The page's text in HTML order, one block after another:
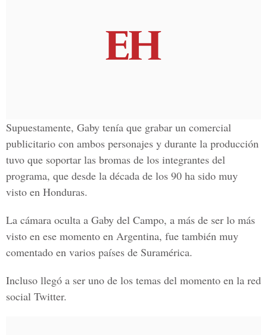
Supuestamente, Gaby tenía que grabar un comercial
publicitario con ambos personajes y durante la producción
tuvo que soportar las bromas de los integrantes del
programa, que desde la década de los 90 ha sido muy
visto en Honduras.
La cámara oculta a Gaby del Campo, a más de ser lo más
visto en ese momento en Argentina, fue también muy
comentado en varios países de Suramérica.
Incluso llegó a ser uno de los temas del momento en la red
social Twitter.